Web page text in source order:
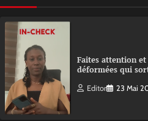
Faites attention
déformées qui
Editor 23 Mai